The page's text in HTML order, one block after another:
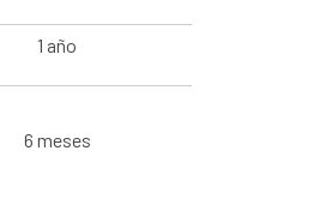
1 año
6 meses